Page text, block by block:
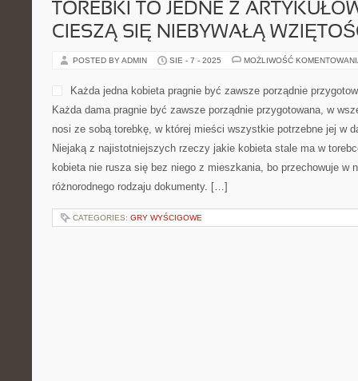
TOREBKI TO JEDNE Z
CIESZĄ SIĘ NIEBYWAŁĄ
POSTED BY ADMIN SIE - 7 - 2025 MOŻLIWOŚĆ
Każda jedna kobieta pragnie być zawsze porządnie
Każda dama pragnie być zawsze porządnie przygotowana, w
nosi ze sobą torebkę, w której mieści wszystkie potrzebne jej w
Niejaką z najistotniejszych rzeczy jakie kobieta stale ma w
kobieta nie rusza się bez niego z mieszkania, bo przechowuje w
różnorodnego rodzaju dokumenty. […]
CATEGORIES: GRY WYŚCIGOWE